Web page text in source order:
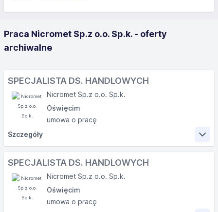
Praca Nicromet Sp.z o.o. Sp.k. - oferty
archiwalne
SPECJALISTA DS. HANDLOWYCH
Nicromet Sp.z o.o. Sp.k.
Oświęcim
umowa o pracę
Szczegóły
Zakres obowiązków
Zakup materiałów i surowców produkcyjnych -
realizowanie założonych planów zakupowych;
Aktywna sprzedaż wyrobów firmy;
SPECJALISTA DS. HANDLOWYCH
Nicromet Sp.z o.o. Sp.k.
Oświęcim
umowa o pracę